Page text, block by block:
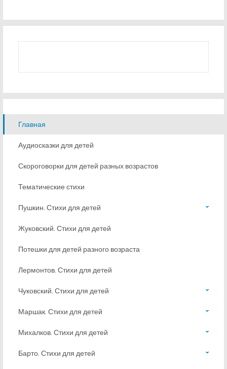
Главная
Аудиосказки для детей
Скороговорки для детей разных возрастов
Тематические стихи
Пушкин. Стихи для детей
Жуковский. Стихи для детей
Потешки для детей разного возраста
Лермонтов. Стихи для детей
Чуковский. Стихи для детей
Маршак. Стихи для детей
Михалков. Стихи для детей
Барто. Стихи для детей